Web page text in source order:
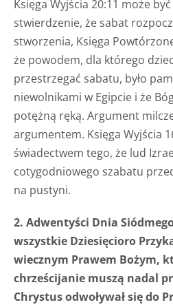
Księga Wyjścia 20:11 może
stwierdzenie, że sabat
stworzenia, Księga
że powodem, dla którego
przestrzegać sabatu, było
niewolnikami w Egipcie i że
potężną ręką. Argument
argumentem. Księga Wyjścia
świadectwem tego, że lud
cotygodniowego szabatu
na pustyni.
2. Adwentyści Dnia
wszystkie Dziesięcioro
wiecznym Prawem Bożym,
chrześcijanie muszą nadal
Chrystus odwoływał się do